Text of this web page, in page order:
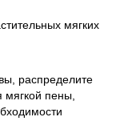
мягких
распределите
пены,